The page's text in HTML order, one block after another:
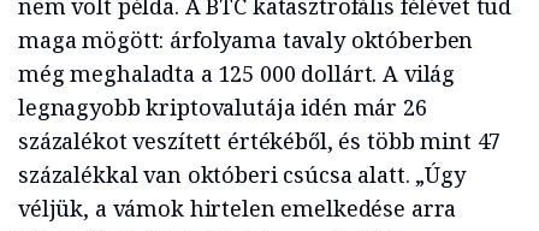
nem volt példa. A BTC katasztrofális félévet tud
maga mögött: árfolyama tavaly októberben
még meghaladta a 125 000 dollárt. A világ
legnagyobb kriptovalutája idén már 26
százalékot veszített értékéből, és több mint 47
százalékkal van októberi csúcsa alatt. „Úgy
véljük, a vámok hirtelen emelkedése arra